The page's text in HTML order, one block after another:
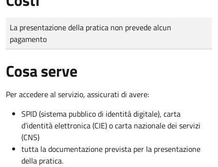
Tipo di pagamento
Importo
La presentazione della pratica non prevede alcun
pagamento
Cosa serve
Per accedere al servizio, assicurati di avere:
SPID (sistema pubblico di identità digitale), carta
d’identità elettronica (CIE) o carta nazionale dei servizi
(CNS)
tutta la documentazione prevista per la presentazione
della pratica.